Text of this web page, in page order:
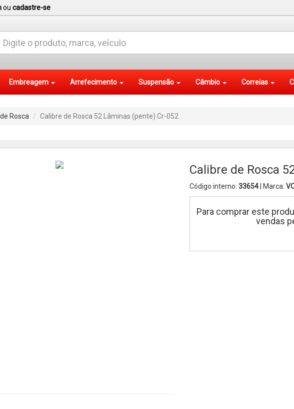
ou cadastre-se
Embreagem Arrefecimento Suspensão Câmbio Correias
Rosca Calibre de Rosca 52 Lâminas (pente) Cr-052
Calibre de Rosca
Código interno: 33654 | Marca:
Para comprar este
vendas